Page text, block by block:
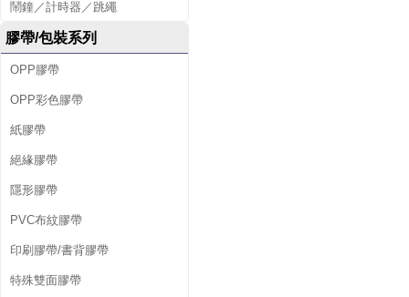
鬧鐘／計時器／跳繩
膠帶/包裝系列
OPP膠帶
OPP彩色膠帶
紙膠帶
絕緣膠帶
隱形膠帶
PVC布紋膠帶
印刷膠帶/書背膠帶
特殊雙面膠帶